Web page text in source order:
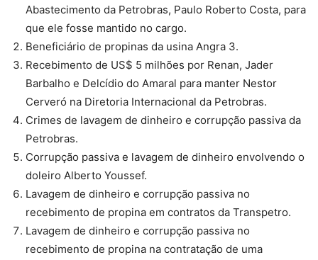
Abastecimento da Petrobras, Paulo Roberto Costa, para
que ele fosse mantido no cargo.
Beneficiário de propinas da usina Angra 3.
Recebimento de US$ 5 milhões por Renan, Jader
Barbalho e Delcídio do Amaral para manter Nestor
Cerveró na Diretoria Internacional da Petrobras.
Crimes de lavagem de dinheiro e corrupção passiva da
Petrobras.
Corrupção passiva e lavagem de dinheiro envolvendo o
doleiro Alberto Youssef.
Lavagem de dinheiro e corrupção passiva no
recebimento de propina em contratos da Transpetro.
Lavagem de dinheiro e corrupção passiva no
recebimento de propina na contratação de uma